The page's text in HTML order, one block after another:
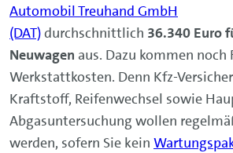
Automobil Treuhand GmbH
(DAT)durchschnittlich 36.340 Euro
Neuwagen aus. Dazu kommen noch
Werkstattkosten. Denn Kfz-
Kraftstoff, Reifenwechsel sowie
Abgasuntersuchung wollen
werden, sofern Sie kein